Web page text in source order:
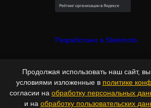
Разработано в Stelsmoto
© Copyright 2007-2026 - Stelsmoto.
Все права защищены.www.stelsmoto.ru
Информация, размещенная на сайте, не
Продолжая использовать наш сайт,
условиями изложенные в политике
согласии на обработку персональных
и на обработку пользовательских